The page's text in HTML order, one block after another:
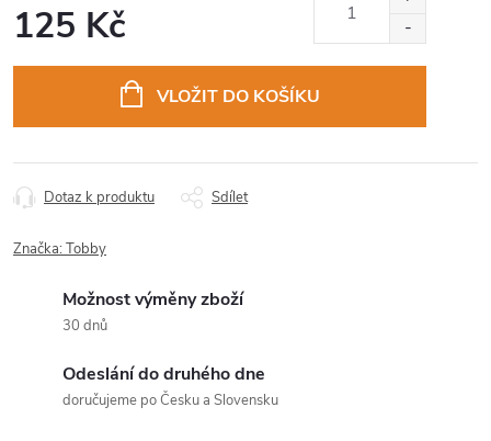
125 Kč
VLOŽIT DO KOŠÍKU
Dotaz k produktu Sdílet
Značka:Tobby
Možnost výměny zboží
30 dnů
Odeslání do druhého dne
doručujeme po Česku a Slovensku